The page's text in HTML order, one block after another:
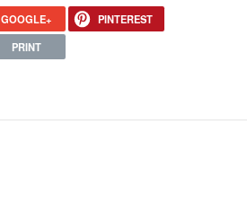
GOOGLE+
PINTEREST
PRINT